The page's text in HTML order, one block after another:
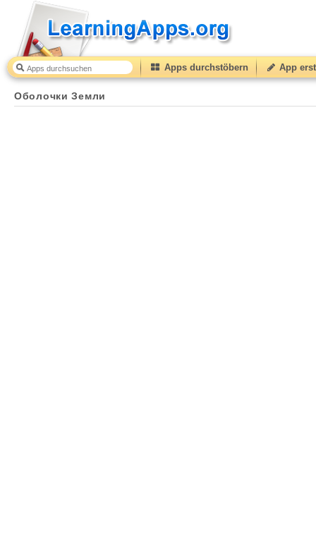
Apps durchstöbern App
Оболочки Земли